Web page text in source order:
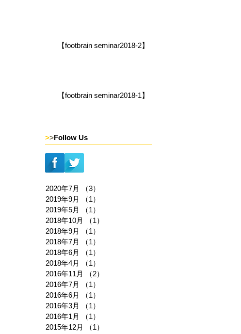
【footbrain seminar2018-2】
【footbrain seminar2018-1】
>>Follow Us
2020年7月 （3）
2019年9月
（1）
2019年5月
（1）
2018年10月
（1）
2018年9月
（1）
2018年7月
（1）
2018年6月
（1）
2018年4月
（1）
2016年11月
（2）
2016年7月
（1）
2016年6月
（1）
2016年3月
（1）
2016年1月
（1）
2015年12月
（1）